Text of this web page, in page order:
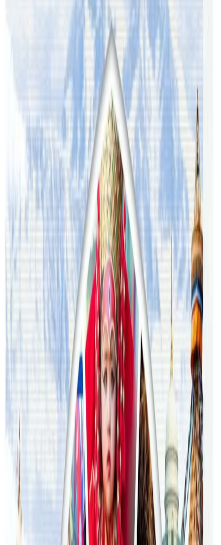
यस वेवसाइटमा प्रकाशित समाचार, विचार र लेखबारे तपाईंको कुनै
प्रतिक्रिया, गुनासो, सुझाव र सल्लाह छन् भने कृपया हामीलाई निम्न ईमेलमा
पठाउनुहोला । तपाईंको सहयोगले हामीलाई निष्पक्ष र तटस्थ पत्रकारिता गर्न
info@nepaltube.com.au
प्रतिक्रिया दिनुहोस
सम्बन्धित समाचार
अष्ट्रेलियामा नर्सको तलब पाँचौं पटक वृद्धि
२०२६ अगस्ट ३
अस्ट्रेलियामा विवाह घट्यो, बढ्यो सम्बन्धविच्छेद
थापाथलीबाट अष्ट्रेलियाका घरको डिजाइन
२०२६ जुलाई २७
अष्ट्रेलियामा मन्त्रालयका कर्मचारीले भ्रष्टाचार गरेको
भेटिएपछि शिक्षा मन्त्रीले दिइन् राजीनामा
२०२६ जुलाई २४
अन्तर्राष्ट्रिय विद्यार्थी आकर्षित गर्न भिक्टोरियाले बनायो
२०२६ जुलाई २३
फिफा विश्वकपमा अस्ट्रेलियाको टोलीका लागि
रणनीति बनाउने नेपाली युवा
२०२६ जुलाई २३
एनपिएल अष्ट्रेलियाको पाँचौं संस्करणमा कृष्ण कार्की